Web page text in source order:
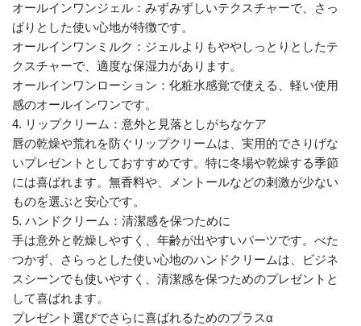
オールインワンジェル：みずみずしいテクスチャーで、さっ
ぱりとした使い心地が特徴です。
オールインワンミルク：ジェルよりもややしっとりとしたテ
クスチャーで、適度な保湿力があります。
オールインワンローション：化粧水感覚で使える、軽い使用
感のオールインワンです。
4. リップクリーム：意外と見落としがちなケア
唇の乾燥や荒れを防ぐリップクリームは、実用的でさりげな
いプレゼントとしておすすめです。特に冬場や乾燥する季節
には喜ばれます。無香料や、メントールなどの刺激が少ない
ものを選ぶと安心です。
5. ハンドクリーム：清潔感を保つために
手は意外と乾燥しやすく、年齢が出やすいパーツです。べた
つかず、さらっとした使い心地のハンドクリームは、ビジネ
スシーンでも使いやすく、清潔感を保つためのプレゼントと
して喜ばれます。
プレゼント選びでさらに喜ばれるためのプラスα